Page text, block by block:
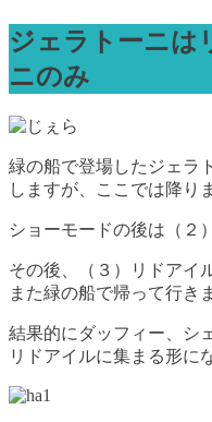
ジェラトーニは
ニのみ
緑の船で登場したジェラ
しますが、ここでは降り
ショーモードの後は（２
その後、（３）リドアイ
また緑の船で帰って行き
結果的にダッフィー、シ
リドアイルに集まる形に